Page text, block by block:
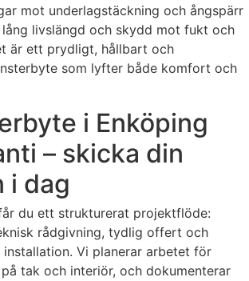
mot underlagstäckning och ångspärr
livslängd och skydd mot fukt och
är ett prydligt, hållbart och
som lyfter både komfort och
i Enköping
– skicka din
i dag
du ett strukturerat projektflöde:
rådgivning, tydlig offert och
installation. Vi planerar arbetet för
tak och interiör, och dokumenterar